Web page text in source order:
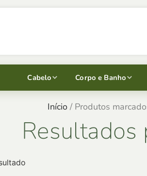
Cabelo Corpo e Banho
Início / Produtos
Resultados